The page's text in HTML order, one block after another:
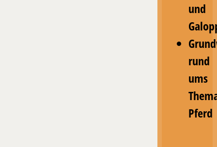
und
rund
ums
Pferd